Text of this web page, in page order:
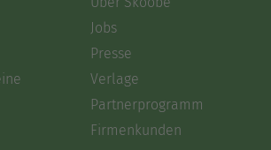
Jobs
Presse
Verlage
Partnerprogramm
Firmenkunden